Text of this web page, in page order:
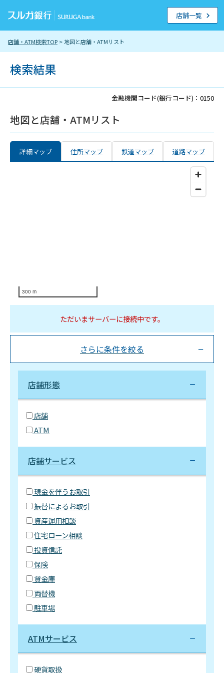
店舗・ATM検索TOP > 地図と店舗・ATMリスト
店舗一覧
検索結果
金融機関コード(銀行コード)：0150
地図と店舗・ATMリスト
詳細マップ 住所マップ 鉄道マップ 道路マップ
300 m
ただいまサーバーに接続中です。
さらに条件を絞る
店舗形態
店舗
ATM
店舗サービス
現金を伴うお取引
振替によるお取引
資産運用相談
住宅ローン相談
投資信託
保険
貸金庫
両替機
駐車場
ATMサービス
硬貨取扱